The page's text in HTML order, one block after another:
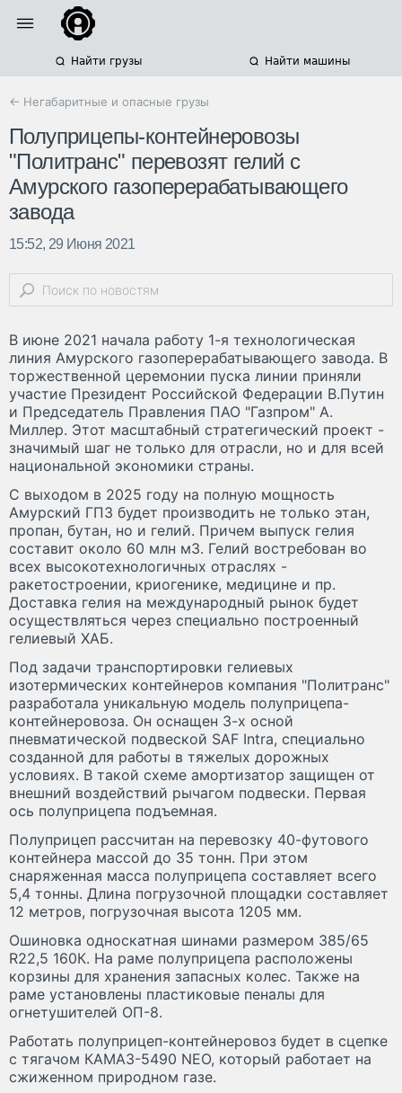
Найти грузы Найти машины
← Негабаритные и опасные грузы
Полуприцепы-контейнеровозы
"Политранс" перевозят гелий с
Амурского газоперерабатывающего
завода
15:52, 29 Июня 2021
В июне 2021 начала работу 1-я технологическая
линия Амурского газоперерабатывающего завода. В
торжественной церемонии пуска линии приняли
участие Президент Российской Федерации В.Путин
и Председатель Правления ПАО "Газпром" А.
Миллер. Этот масштабный стратегический проект -
значимый шаг не только для отрасли, но и для всей
национальной экономики страны.
С выходом в 2025 году на полную мощность
Амурский ГПЗ будет производить не только этан,
пропан, бутан, но и гелий. Причем выпуск гелия
составит около 60 млн м3. Гелий востребован во
всех высокотехнологичных отраслях -
ракетостроении, криогенике, медицине и пр.
Доставка гелия на международный рынок будет
осуществляться через специально построенный
гелиевый ХАБ.
Под задачи транспортировки гелиевых
изотермических контейнеров компания "Политранс"
разработала уникальную модель полуприцепа-
контейнеровоза. Он оснащен 3-х осной
пневматической подвеской SAF Intra, специально
созданной для работы в тяжелых дорожных
условиях. В такой схеме амортизатор защищен от
внешний воздействий рычагом подвески. Первая
ось полуприцепа подъемная.
Полуприцеп рассчитан на перевозку 40-футового
контейнера массой до 35 тонн. При этом
снаряженная масса полуприцепа составляет всего
5,4 тонны. Длина погрузочной площадки составляет
12 метров, погрузочная высота 1205 мм.
Ошиновка односкатная шинами размером 385/65
R22,5 160К. На раме полуприцепа расположены
корзины для хранения запасных колес. Также на
раме установлены пластиковые пеналы для
огнетушителей ОП-8.
Работать полуприцеп-контейнеровоз будет в сцепке
с тягачом КАМАЗ-5490 NEO, который работает на
сжиженном природном газе.